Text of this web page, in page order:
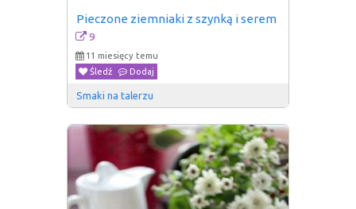
Pieczone ziemniaki z szynką i serem
9
11 miesięcy temu
Śledź
Dodaj
Smaki na talerzu